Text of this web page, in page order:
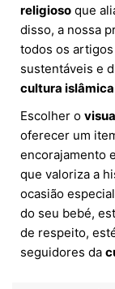
religioso que
disso, a nossa
todos os
sustentáveis e
cultura islâmica
Escolher o
oferecer um
encorajamento
que valoriza a
ocasião
do seu bebé,
de respeito,
seguidores da